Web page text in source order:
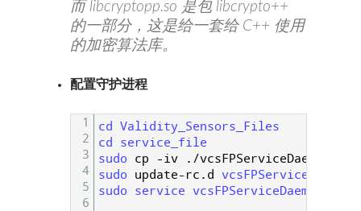
而 libcryptopp.so 是包 libcrypto++
的一部分，这是给一套给 C++ 使用
的加密算法库。
配置守护进程
1
2
3
4
5
6
cd Validity_Sensors_Files
cd service_file
sudo cp -iv . /vcsFPServiceDaemon
sudo update- rc . d vcsFPServiceDaemon
sudo service vcsFPServiceDaemon